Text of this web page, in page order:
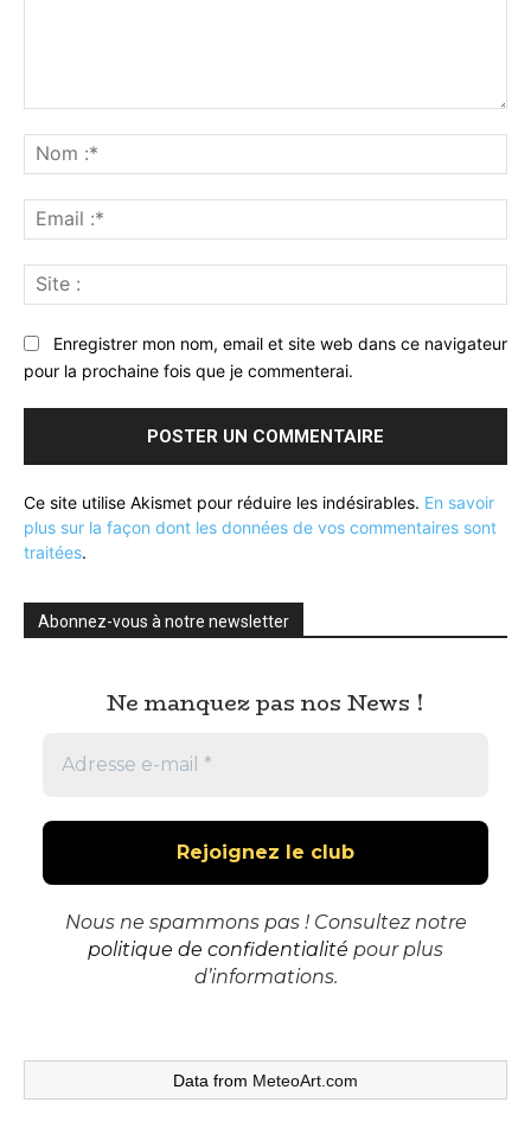
:*
:*
:
Enregistrer mon nom, email et site web dans ce navigateur
pour la prochaine fois que je commenterai.
Ce site utilise Akismet pour réduire les indésirables. En savoir
plus sur la façon dont les données de vos commentaires sont
traitées.
Abonnez-vous à notre newsletter
Ne manquez pas nos News !
Nous ne spammons pas ! Consultez notre
politique de confidentialité pour plus
d’informations.
Data from MeteoArt.com